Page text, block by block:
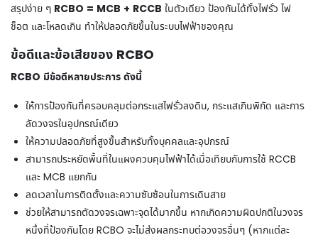
สรุปง่าย ๆ RCBO = MCB + RCCB ในตัวเดียว ป้องกันได้ทั้งไฟรั่ว ไฟ
ช็อต และโหลดเกิน ทำให้ปลอดภัยขึ้นในระบบไฟฟ้าของคุณ
ข้อดีและข้อเสียของ RCBO
RCBO มีข้อดีหลายประการ ดังนี้
ให้การป้องกันที่ครอบคลุมต่อกระแสไฟรั่วลงดิน, กระแสเกินพิกัด และการ
ลัดวงจรในอุปกรณ์เดียว
ให้ความปลอดภัยที่สูงขึ้นสำหรับทั้งบุคคลและอุปกรณ์
สามารถประหยัดพื้นที่ในแผงควบคุมไฟฟ้าได้เมื่อเทียบกับการใช้ RCCB
และ MCB แยกกัน
ลดเวลาในการติดตั้งและความซับซ้อนในการเดินสาย
ช่วยให้สามารถตัดวงจรเฉพาะจุดได้มากขึ้น หากเกิดความผิดปกติในวงจร
หนึ่งที่ป้องกันโดย RCBO จะไม่ส่งผลกระทบต่อวงจรอื่นๆ (หากแต่ละ